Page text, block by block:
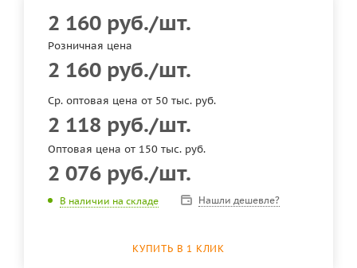
2 160 руб./шт.
Розничная цена
2 160 руб./шт.
Ср. оптовая цена от 50 тыс. руб.
2 118 руб./шт.
Оптовая цена от 150 тыс. руб.
2 076 руб./шт.
В наличии на складе Нашли дешевле?
КУПИТЬ В 1 КЛИК